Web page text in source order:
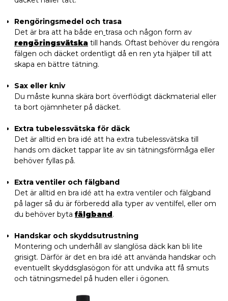
Rengöringsmedel och trasa
Det är bra att ha både en trasa och någon form av
rengöringsvätska till hands. Oftast behöver du rengöra
fälgen och däcket ordentligt då en ren yta hjälper till att
skapa en bättre tätning.
Sax eller kniv
Du måste kunna skära bort överflödigt däckmaterial eller
ta bort ojämnheter på däcket.
Extra tubelessvätska för däck
Det är alltid en bra idé att ha extra tubelessvätska till
hands om däcket tappar lite av sin tätningsförmåga eller
behöver fyllas på.
Extra ventiler och fälgband
Det är alltid en bra idé att ha extra ventiler och fälgband
på lager så du är förberedd alla typer av ventilfel, eller om
du behöver byta fälgband.
Handskar och skyddsutrustning
Montering och underhåll av slanglösa däck kan bli lite
grisigt. Därför är det en bra idé att använda handskar och
eventuellt skyddsglasögon för att undvika att få smuts
och tätningsmedel på huden eller i ögonen.